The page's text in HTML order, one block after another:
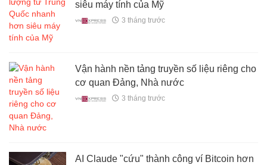
siêu máy tính của Mỹ
3 tháng trước
Vận hành nền tảng truyền số liệu riêng cho
cơ quan Đảng, Nhà nước
3 tháng trước
AI Claude "cứu" thành công ví Bitcoin hơn